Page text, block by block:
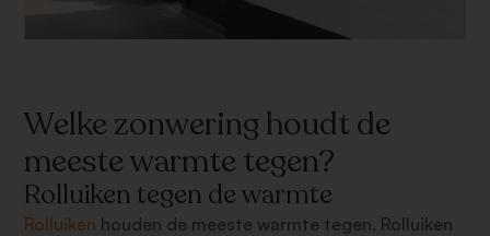
Welke zonwering houdt de
meeste warmte tegen?
Rolluiken tegen de warmte
Rolluiken houden de meeste warmte tegen. Rolluiken